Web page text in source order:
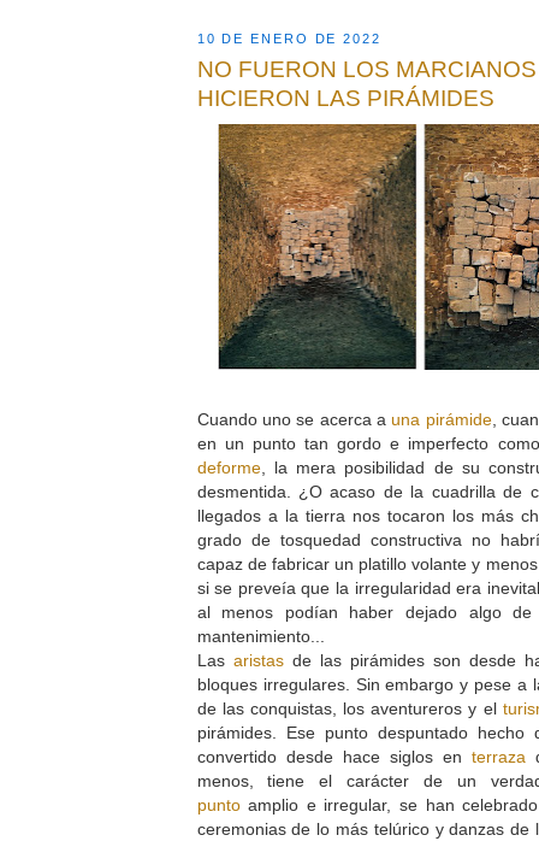
10 DE ENERO DE 2022
NO FUERON LOS
HICIERON LAS PIRÁMIDES
Cuando uno se acerca a una pirámide,
en un punto tan gordo e imperfecto
deforme, la mera posibilidad de su
desmentida. ¿O acaso de la cuadrilla de
llegados a la tierra nos tocaron los más
grado de tosquedad constructiva no
capaz de fabricar un platillo volante y
si se preveía que la irregularidad era
al menos podían haber dejado algo de
mantenimiento...
Las aristasde las pirámides son desde
bloques irregulares. Sin embargo y pese a
de las conquistas, los aventureros y el
pirámides. Ese punto despuntado
convertido desde hace siglos en terraza
menos, tiene el carácter de un
puntoamplio e irregular, se han
ceremonias de lo más telúrico y danzas de